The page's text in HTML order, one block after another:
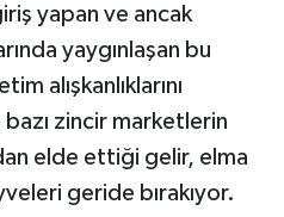
yapan ve ancak
yaygınlaşan bu
alışkanlıklarını
zincir marketlerin
elde ettiği gelir, elma
geride bırakıyor.